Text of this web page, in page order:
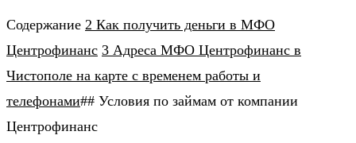
Содержание 2 Как получить деньги в МФО
Центрофинанс 3 Адреса МФО Центрофинанс в
Чистополе на карте с временем работы и
телефонами## Условия по займам от компании
Центрофинанс